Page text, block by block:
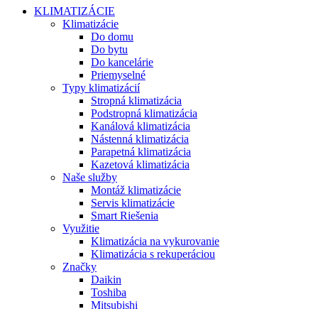
KLIMATIZÁCIE
Klimatizácie
Do domu
Do bytu
Do kancelárie
Priemyselné
Typy klimatizácií
Stropná klimatizácia
Podstropná klimatizácia
Kanálová klimatizácia
Nástenná klimatizácia
Parapetná klimatizácia
Kazetová klimatizácia
Naše služby
Montáž klimatizácie
Servis klimatizácie
Smart Riešenia
Využitie
Klimatizácia na vykurovanie
Klimatizácia s rekuperáciou
Značky
Daikin
Toshiba
Mitsubishi